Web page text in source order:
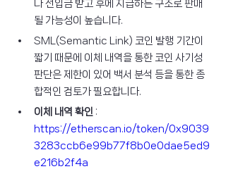
나 선입금 받고 후에 지급하는 구조로 판매
될 가능성이 높습니다.
SML(Semantic Link) 코인 발행 기간이
짧기 때문에 이체 내역을 통한 코인 사기성
판단은 제한이 있어 백서 분석 등을 통한 종
합적인 검토가 필요합니다.
이체 내역 확인 :
https://etherscan.io/token/0x9039
3283ccb6e99b77f8b0e0dae5ed9
e216b2f4a